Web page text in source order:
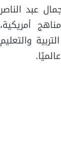
عبد الناصر
أمريكية،
والتعليم